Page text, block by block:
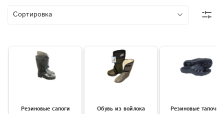
Резиновые сапоги Обувь из войлока Резиновые тапочки